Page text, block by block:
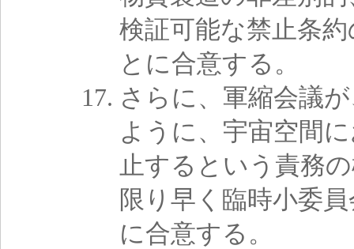
検証可能な禁止条
とに合意する。
さらに、軍縮会議
ように、宇宙空間
止するという責務
限り早く臨時小委
に合意する。